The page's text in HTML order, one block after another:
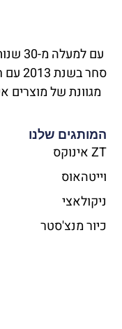
עם
סחר
מגוונת של מוצרים
המותגים שלנו
ZT אינוקס​
וייטהאוס​
ניקולאצי
כיור מנצ'סטר​